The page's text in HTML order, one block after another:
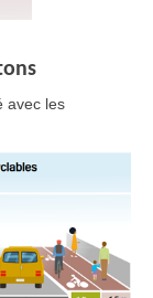
avec les